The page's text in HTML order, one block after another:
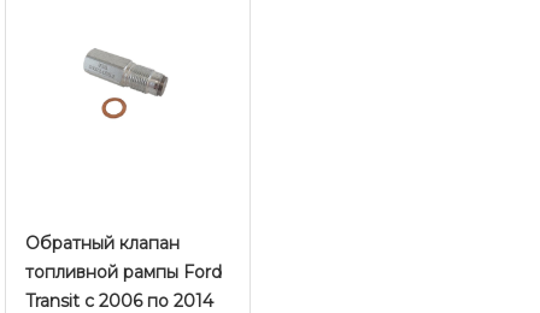
Обратный клапан
топливной рампы Ford
Transit с 2006 по 2014